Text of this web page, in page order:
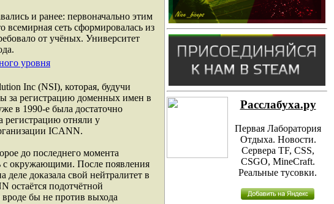
и ранее: первоначально этим
сеть сформировалась из
от учёных. Университет
уровня
Inc (NSI), которая, будучи
за регистрацию доменных имен в
в 1990-е была достаточно
регистрацию отняли у
ICANN.
до последнего момента
с окружающими. После появления
доказала свой нейтралитет в
остаётся подотчётной
бы не против выхода
Расслабуха.ру
Первая Лаборатория
Отдыха. Новости.
Сервера TF, CSS,
CSGO, MineCraft.
Реальные тусовки.